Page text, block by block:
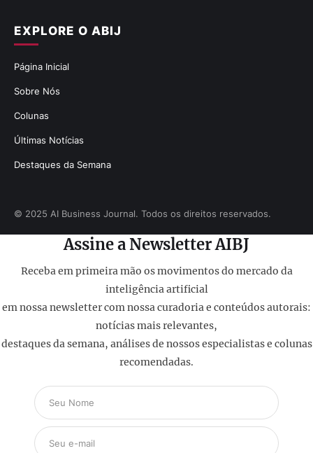
EXPLORE O ABIJ
Página Inicial
Sobre Nós
Colunas
Últimas Notícias
Destaques da Semana
© 2025 AI Business Journal. Todos os direitos reservados.
Assine a Newsletter AIBJ
Receba em primeira mão os movimentos do mercado da
inteligência artificial
em nossa newsletter com nossa curadoria e conteúdos autorais:
notícias mais relevantes,
destaques da semana, análises de nossos especialistas e colunas
recomendadas.